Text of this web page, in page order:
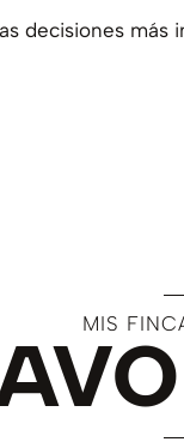
decisiones
MIS